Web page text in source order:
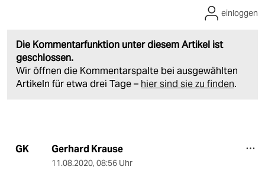
Die Kommentarfunktion unter diesem Artikel ist
geschlossen.
Wir öffnen die Kommentarspalte bei ausgewählten
Artikeln für etwa drei Tage – hier sind sie zu finden.
einloggen
GK Gerhard Krause
11.08.2020, 08:56 Uhr